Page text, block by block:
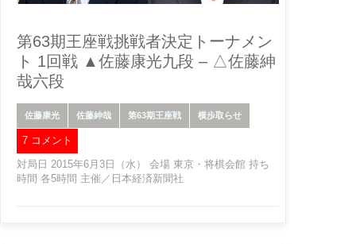
第63期王座戦挑戦者決定トーナメン
ト 1回戦 ▲佐藤康光九段 – △佐藤紳
哉六段
佐藤康光 佐藤紳哉 第63期王座戦 横歩取らせ
7 コメント
対局日 2015年6月3日（水） 会場 東京・将棋会館 持ち
時間 各5時間 主催／日本経済新聞社